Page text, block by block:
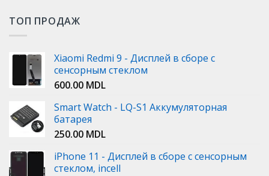
ТОП ПРОДАЖ
Xiaomi Redmi 9 - Дисплей в сборе с
сенсорным стеклом
600.00 MDL
Smart Watch - LQ-S1 Аккумуляторная
батарея
250.00 MDL
iPhone 11 - Дисплей в сборе с сенсорным
стеклом, incell